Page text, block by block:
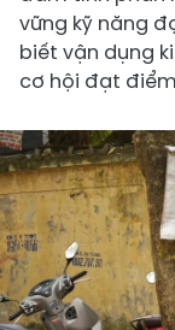
vững kỹ năng
biết vận dụng
cơ hội đạt